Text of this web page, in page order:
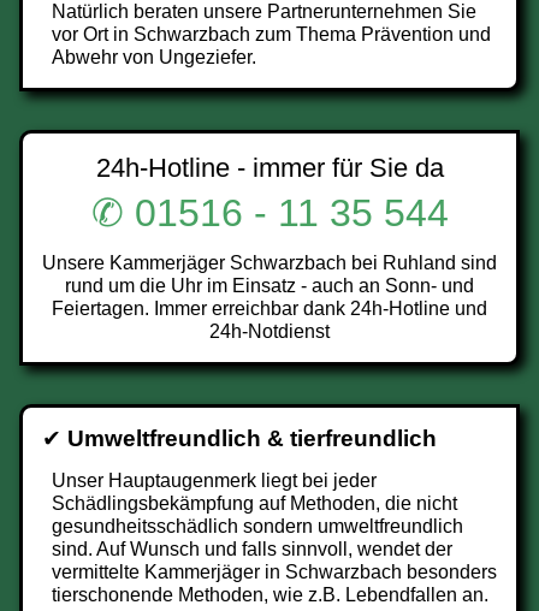
Natürlich beraten unsere Partnerunternehmen Sie
vor Ort in Schwarzbach zum Thema Prävention und
Abwehr von Ungeziefer.
24h-Hotline - immer für Sie da
✆ 01516 - 11 35 544
Unsere Kammerjäger Schwarzbach bei Ruhland sind
rund um die Uhr im Einsatz - auch an Sonn- und
Feiertagen. Immer erreichbar dank 24h-Hotline und
24h-Notdienst
✔ Umweltfreundlich & tierfreundlich
Unser Hauptaugenmerk liegt bei jeder
Schädlingsbekämpfung auf Methoden, die nicht
gesundheitsschädlich sondern umweltfreundlich
sind. Auf Wunsch und falls sinnvoll, wendet der
vermittelte Kammerjäger in Schwarzbach besonders
tierschonende Methoden, wie z.B. Lebendfallen an.